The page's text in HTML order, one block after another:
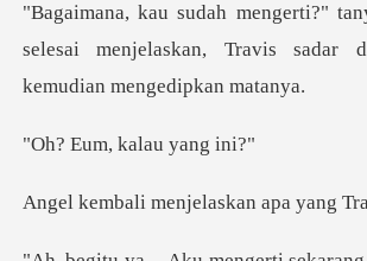
selesai menjelaskan, Travis sadar d
, kalau
njelaskan apa ya